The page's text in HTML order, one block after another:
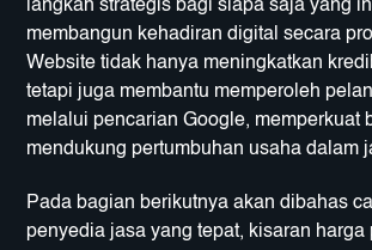
langkah strategis bagi siapa saja yang
membangun kehadiran digital secara
Website tidak hanya meningkatkan
tetapi juga membantu memperoleh
melalui pencarian Google, memperkuat
mendukung pertumbuhan usaha dalam
Pada bagian berikutnya akan dibahas
penyedia jasa yang tepat, kisaran harga